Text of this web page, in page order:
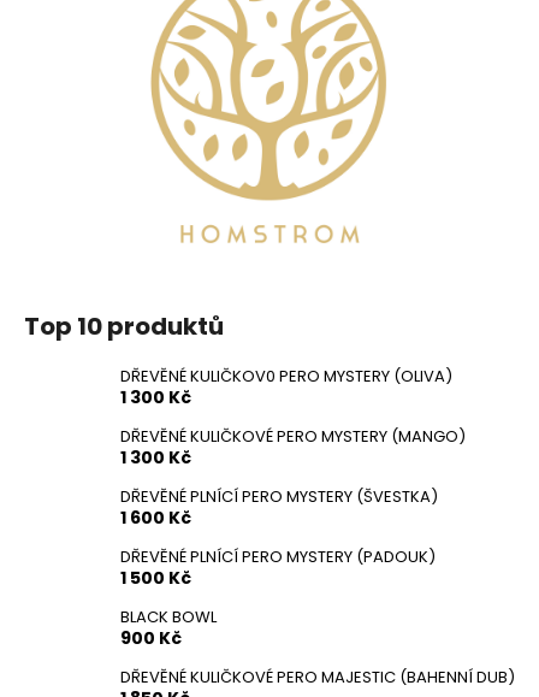
Top 10 produktů
DŘEVĚNÉ KULIČKOV0 PERO MYSTERY (OLIVA)
1 300 Kč
DŘEVĚNÉ KULIČKOVÉ PERO MYSTERY (MANGO)
1 300 Kč
DŘEVĚNÉ PLNÍCÍ PERO MYSTERY (ŠVESTKA)
1 600 Kč
DŘEVĚNÉ PLNÍCÍ PERO MYSTERY (PADOUK)
1 500 Kč
BLACK BOWL
900 Kč
DŘEVĚNÉ KULIČKOVÉ PERO MAJESTIC (BAHENNÍ DUB)